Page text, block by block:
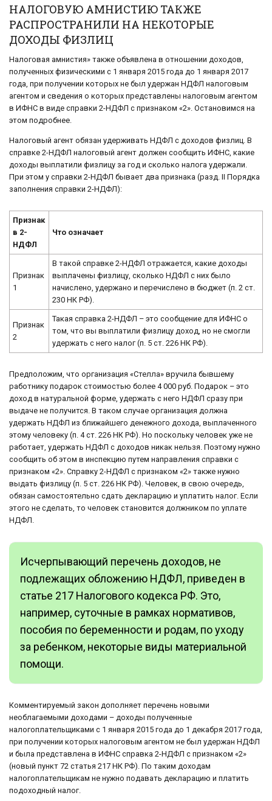
НАЛОГОВУЮ АМНИСТИЮ ТАКЖЕ
РАСПРОСТРАНИЛИ НА НЕКОТОРЫЕ
ДОХОДЫ ФИЗЛИЦ
Налоговая амнистия» также объявлена в отношении доходов,
полученных физическими с 1 января 2015 года до 1 января 2017
года, при получении которых не был удержан НДФЛ налоговым
агентом и сведения о которых представлены налоговым агентом
в ИФНС в виде справки 2-НДФЛ с признаком «2». Остановимся на
этом подробнее.
Налоговый агент обязан удерживать НДФЛ с доходов физлиц. В
справке 2-НДФЛ налоговый агент должен сообщить ИФНС, какие
доходы выплатили физлицу за год и сколько налога удержали.
При этом у справки 2-НДФЛ бывает два признака (разд. II Порядка
заполнения справки 2-НДФЛ):
Признак
в 2-
НДФЛ
Что означает
Признак
1
В такой справке 2-НДФЛ отражается, какие доходы
выплачены физлицу, сколько НДФЛ с них было
начислено, удержано и перечислено в бюджет (п. 2 ст.
230 НК РФ).
Признак
2
Такая справка 2-НДФЛ – это сообщение для ИФНС о
том, что вы выплатили физлицу доход, но не смогли
удержать с него налог (п. 5 ст. 226 НК РФ).
Предположим, что организация «Стелла» вручила бывшему
работнику подарок стоимостью более 4 000 руб. Подарок – это
доход в натуральной форме, удержать с него НДФЛ сразу при
выдаче не получится. В таком случае организация должна
удержать НДФЛ из ближайшего денежного дохода, выплаченного
этому человеку (п. 4 ст. 226 НК РФ). Но поскольку человек уже не
работает, удержать НДФЛ с доходов никак нельзя. Поэтому нужно
сообщить об этом в инспекцию путем направления справки с
признаком «2». Справку 2-НДФЛ с признаком «2» также нужно
выдать физлицу (п. 5 ст. 226 НК РФ). Человек, в свою очередь,
обязан самостоятельно сдать декларацию и уплатить налог. Если
этого не сделать, то человек становится должником по уплате
НДФЛ.
Исчерпывающий перечень доходов, не
подлежащих обложению НДФЛ, приведен в
статье 217 Налогового кодекса РФ. Это,
например, суточные в рамках нормативов,
пособия по беременности и родам, по уходу
за ребенком, некоторые виды материальной
помощи.
Комментируемый закон дополняет перечень новыми
необлагаемыми доходами – доходы полученные
налогоплательщиками с 1 января 2015 года до 1 декабря 2017 года,
при получении которых налоговым агентом не был удержан НДФЛ
и была представлена в ИФНС справка 2-НДФЛ с признаком «2»
(новый пункт 72 статья 217 НК РФ). По таким доходам
налогоплательщикам не нужно подавать декларацию и платить
подоходный налог.